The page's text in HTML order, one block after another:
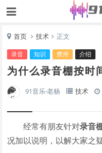
首页 技术 正文
录音 知识 费用 介绍
为什么录音棚按时
91音乐-老杨 技术
经常有朋友针对录音
况加以说明，以解大家之疑